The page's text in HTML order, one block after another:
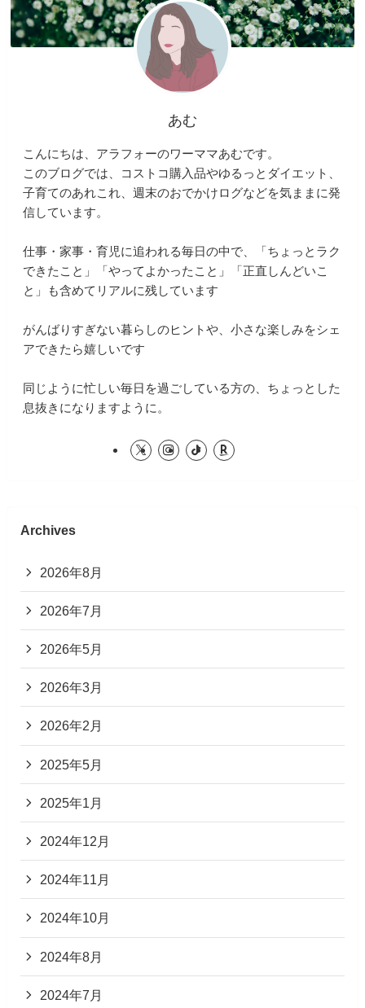
あむ
こんにちは、アラフォーのワーママあむです。
このブログでは、コストコ購入品やゆるっとダイエット、
子育てのあれこれ、週末のおでかけログなどを気ままに発
信しています。
仕事・家事・育児に追われる毎日の中で、「ちょっとラク
できたこと」「やってよかったこと」「正直しんどいこ
と」も含めてリアルに残しています
がんばりすぎない暮らしのヒントや、小さな楽しみをシェ
アできたら嬉しいです
同じように忙しい毎日を過ごしている方の、ちょっとした
息抜きになりますように。
Archives
2026年8月
2026年7月
2026年5月
2026年3月
2026年2月
2025年5月
2025年1月
2024年12月
2024年11月
2024年10月
2024年8月
2024年7月